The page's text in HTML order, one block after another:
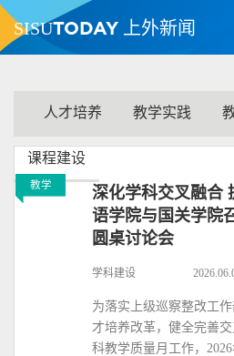
SISUTODAY 上外新闻
人才培养 教学实践
课程建设
教学
深化学科交叉融合
语学院与国关学院
圆桌讨论会
学科建设
为落实上级巡察整改工
才培养改革，健全完善
科教学质量月工作，